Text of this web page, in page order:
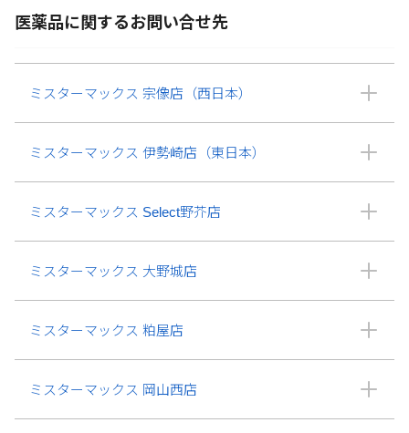
医薬品に関するお問い合せ先
ミスターマックス 宗像店（西日本）
ミスターマックス 伊勢崎店（東日本）
ミスターマックス Select野芥店
ミスターマックス 大野城店
ミスターマックス 粕屋店
ミスターマックス 岡山西店